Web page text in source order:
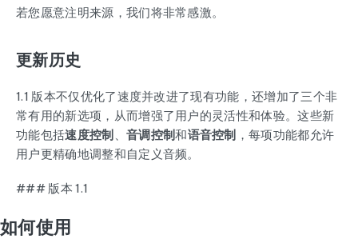
若您愿意注明来源，我们将非常感激。
更新历史
1.1 版本不仅优化了速度并改进了现有功能，还增加了三个非
常有用的新选项，从而增强了用户的灵活性和体验。这些新
功能包括速度控制、 音调控制和语音控制 ，每项功能都允许
用户更精确地调整和自定义音频。
### 版本 1.1
如何使用